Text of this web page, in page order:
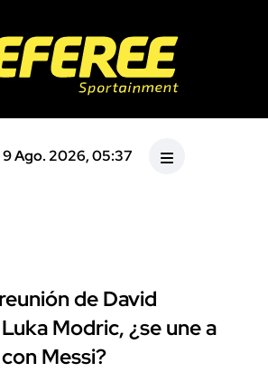
9 Ago. 2026, 05:37
de David
Modric, ¿se une a
Messi?